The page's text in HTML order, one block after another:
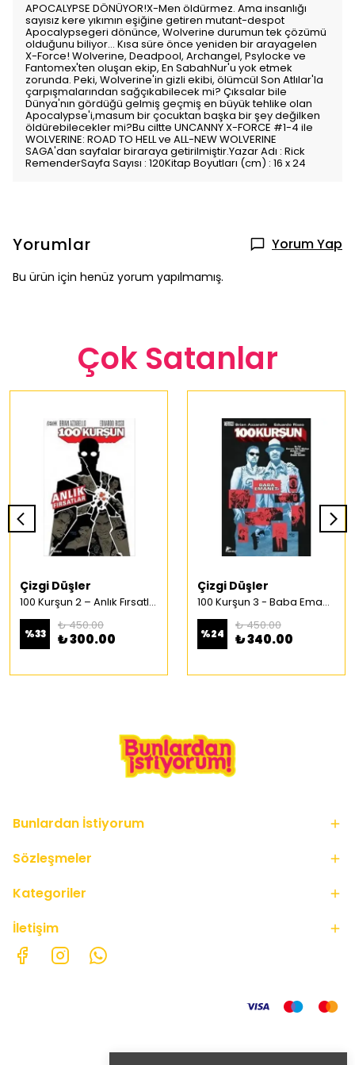
APOCALYPSE DÖNÜYOR!X-Men öldürmez. Ama insanlığı
sayısız kere yıkımın eşiğine getiren mutant-despot
Apocalypsegeri dönünce, Wolverine durumun tek çözümü
olduğunu biliyor… Kısa süre önce yeniden bir arayagelen
X-Force! Wolverine, Deadpool, Archangel, Psylocke ve
Fantomex'ten oluşan ekip, En SabahNur'u yok etmek
zorunda. Peki, Wolverine'in gizli ekibi, ölümcül Son Atlılar'la
çarpışmalarından sağçıkabilecek mi? Çıksalar bile
Dünya'nın gördüğü gelmiş geçmiş en büyük tehlike olan
Apocalypse'i,masum bir çocuktan başka bir şey değilken
öldürebilecekler mi?Bu ciltte UNCANNY X-FORCE #1-4 ile
WOLVERINE: ROAD TO HELL ve ALL-NEW WOLVERINE
SAGA'dan sayfalar biraraya getirilmiştir.Yazar Adı : Rick
RemenderSayfa Sayısı : 120Kitap Boyutları (cm) : 16 x 24
Yorumlar Yorum Yap
Bu ürün için henüz yorum yapılmamış.
Çok Satanlar
Çizgi Düşler
100 Kurşun 2 – Anlık Fırsatlar Türkçe Çizgi Roman
%33
₺ 450.00
₺ 300.00
Çizgi Düşler
100 Kurşun 3 - Baba Emaneti Türkçe Çizgi Roman
%24
₺ 450.00
₺ 340.00
Bunlardan İstiyorum
Sözleşmeler
Kategoriler
İletişim